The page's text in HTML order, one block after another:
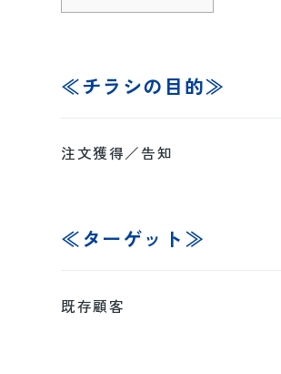
≪チラシの目的≫
注文獲得／告知
≪ターゲット≫
既存顧客